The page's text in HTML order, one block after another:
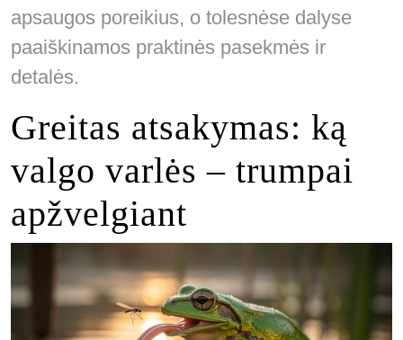
apsaugos poreikius, o tolesnėse dalyse
paaiškinamos praktinės pasekmės ir
detalės.
Greitas atsakymas: ką
valgo varlės – trumpai
apžvelgiant